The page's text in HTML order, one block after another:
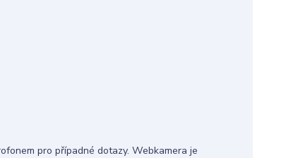
pro případné dotazy. Webkamera je